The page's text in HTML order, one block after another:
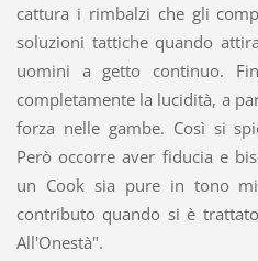
cattura i rimbalzi che gli
soluzioni tattiche quando
uomini a getto continuo.
completamente la lucidità, a
forza nelle gambe. Così si
Però occorre aver fiducia e
un Cook sia pure in tono
contributo quando si è
All'Onestà".